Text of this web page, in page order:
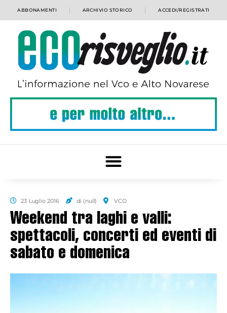
ABBONAMENTI ARCHIVIO STORICO ACCEDI/REGISTRATI
23 Luglio 2016 di (null) VCO
Weekend tra laghi e valli:
spettacoli, concerti ed eventi di
sabato e domenica